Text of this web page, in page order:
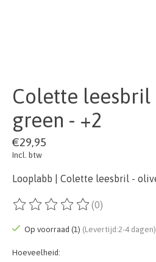
Colette leesbril
green - +2
€29,95
Incl. btw
Looplabb | Colette leesbril -
De beoordeling van dit product is
(0)
Op voorraad (1) (Levertijd:2-4 dagen)
Hoeveelheid: